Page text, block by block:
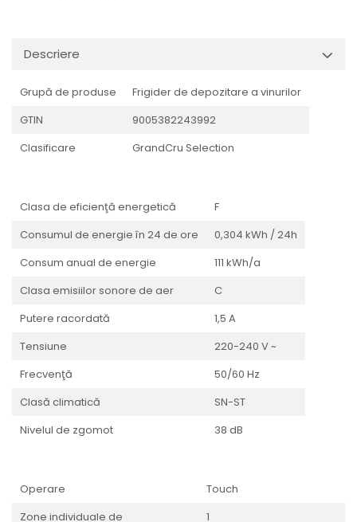
Descriere
Grupă de produse
Frigider de depozitare a vinurilor
GTIN
9005382243992
Clasificare
GrandCru Selection
Clasa de eficienţă energetică
F
Consumul de energie în 24 de ore
0,304 kWh / 24h
Consum anual de energie
111 kWh/a
Clasa emisiilor sonore de aer
C
Putere racordată
1,5 A
Tensiune
220-240 V ~
Frecvenţă
50/60 Hz
Clasă climatică
SN-ST
Nivelul de zgomot
38 dB
Operare
Touch
Zone individuale de
1